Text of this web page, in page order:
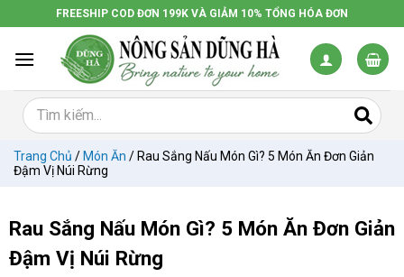
đến
dung
FREESHIP COD ĐƠN 199K VÀ GIẢM 10% TỔNG HÓA ĐƠN
Trang Chủ / Món Ăn / Rau Sắng Nấu Món Gì? 5 Món Ăn Đơn Giản
Đậm Vị Núi Rừng
Rau Sắng Nấu Món Gì? 5 Món Ăn Đơn Giản
Đậm Vị Núi Rừng